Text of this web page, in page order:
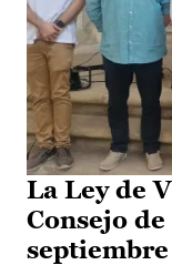
La Ley de
Consejo
septiembre